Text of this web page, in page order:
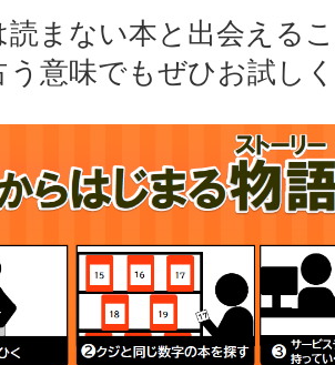
まない本と出会える
う意味でもぜひお試し